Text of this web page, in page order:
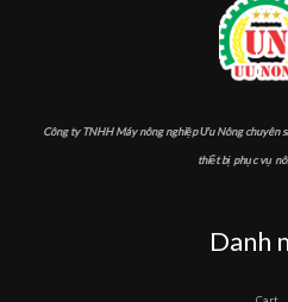
Công ty TNHH Máy nông nghiệp Ưu Nông chuyên
thiết bị phục vụ
Danh